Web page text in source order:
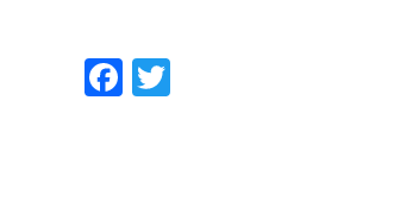
Facebook